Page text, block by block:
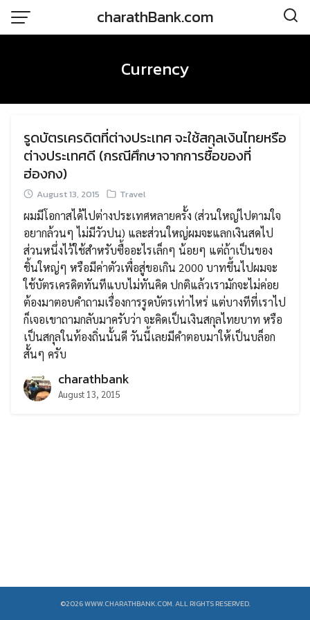
Skip
charathBank.com
Currency
รูดบัตรเครดิตที่ต่างประเทศ จะใช้สกุลเงินไทยหรือ
ต่างประเทศดี (กรณีศึกษาจากการซื้อของที่
ฮ่องกง)
August 13, 2015 Travel
ผมมีโอกาสได้ไปต่างประเทศหลายครั้ง (ส่วนใหญ่ไปตามใจ
อยากล้วนๆ ไม่มีวัวปน) และส่วนใหญ่ผมจะแลกเงินสดไป
ส่วนหนึ่งไว้ใช้สำหรับซื้ออะไรเล็กๆ น้อยๆ แต่ถ้าเป็นของ
ชิ้นใหญ่ๆ หรือมีค่าตัวเพื่อสู่ขอเกิน 2000 บาทขึ้นไปผมจะ
ใช้บัตรเครดิตทันทีแบบไม่ทันคิด ปกติแล้วเรามักจะไม่ค่อย
ต้องมาตอบคำถามเรื่องการรูดบัตรเท่าไหร่ แต่บางทีที่เราไป
ก็เจอเขาถามกลับมาครับว่า จะคิดเป็นเงินสกุลไทยบาท หรือ
เป็นสกุลในท้องถิ่นนั้นดี วันนี้เลยมีคำตอบมาให้เป็นบล็อก
สั้นๆ ครับ
charathbank
August 13, 2015
©2026 WWW.CHARATHBANK.COM. ALL RIGHTS RESERVED.